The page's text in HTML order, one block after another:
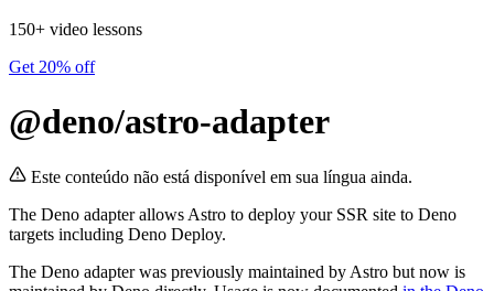
150+ video lessons
Get 20% off
@deno/astro-adapter
Este conteúdo não está disponível em sua língua ainda.
The Deno adapter allows Astro to deploy your SSR site to Deno
targets including Deno Deploy.
The Deno adapter was previously maintained by Astro but now is